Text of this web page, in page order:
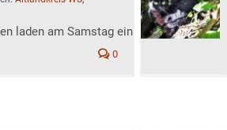
laden am Samstag ein
0